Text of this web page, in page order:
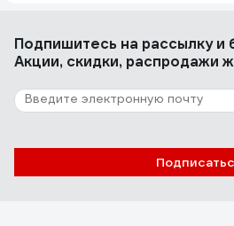
Подпишитесь на рассылкуи
Акции, скидки, распродажи